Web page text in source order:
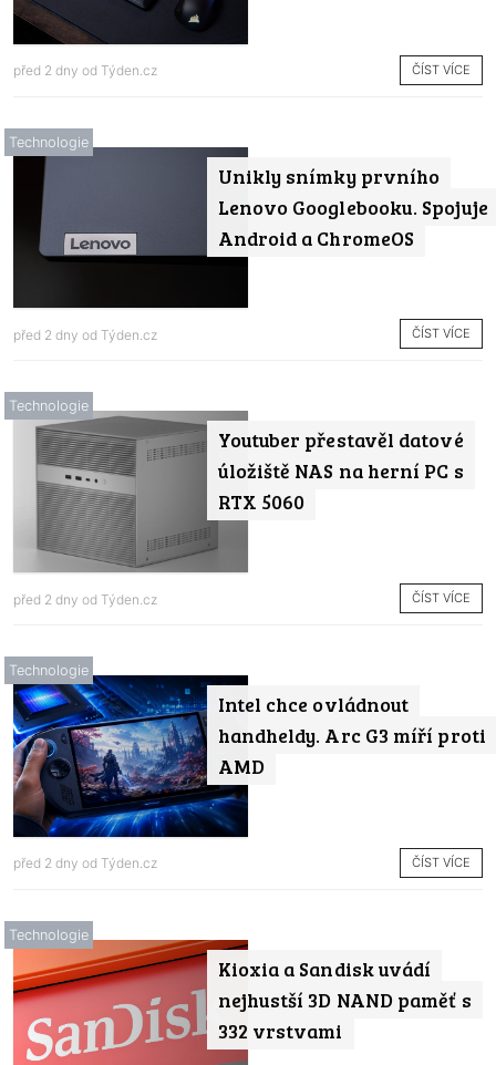
před 2 dny od Týden.cz ČÍST VÍCE
Unikly snímky prvního
Lenovo Googlebooku. Spojuje
Android a ChromeOS
Technologie
před 2 dny od Týden.cz ČÍST VÍCE
Youtuber přestavěl datové
úložiště NAS na herní PC s
RTX 5060
Technologie
před 2 dny od Týden.cz ČÍST VÍCE
Intel chce ovládnout
handheldy. Arc G3 míří proti
AMD
Technologie
před 2 dny od Týden.cz ČÍST VÍCE
Kioxia a Sandisk uvádí
nejhustší 3D NAND paměť s
332 vrstvami
Technologie